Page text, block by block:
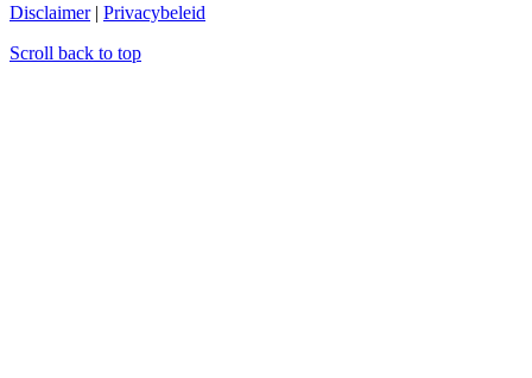
Disclaimer| Privacybeleid
Scroll back to top